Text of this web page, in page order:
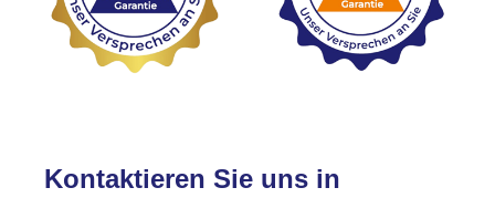
Kontaktieren Sie uns in